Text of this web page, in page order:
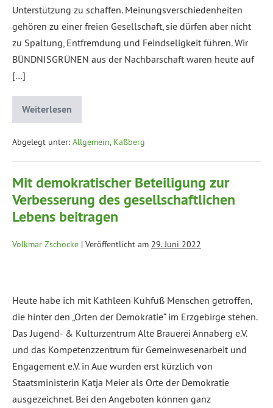
Unterstützung zu schaffen. Meinungsverschiedenheiten
gehören zu einer freien Gesellschaft, sie dürfen aber nicht
zu Spaltung, Entfremdung und Feindseligkeit führen. Wir
BÜNDNISGRÜNEN aus der Nachbarschaft waren heute auf
[…]
Weiterlesen
Abgelegt unter: Allgemein, Kaßberg
Mit demokratischer Beteiligung zur
Verbesserung des gesellschaftlichen
Lebens beitragen
Volkmar Zschocke | Veröffentlicht am 29. Juni 2022
Heute habe ich mit Kathleen Kuhfuß Menschen getroffen,
die hinter den „Orten der Demokratie“ im Erzgebirge stehen.
Das Jugend- & Kulturzentrum Alte Brauerei Annaberg e.V.
und das Kompetenzzentrum für Gemeinwesenarbeit und
Engagement e.V. in Aue wurden erst kürzlich von
Staatsministerin Katja Meier als Orte der Demokratie
ausgezeichnet. Bei den Angeboten können ganz